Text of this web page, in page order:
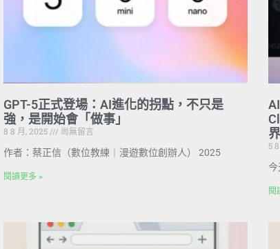
GPT-5正式登場：AI進化的拐點，不只是
強，是開始會「做事」
8 8 月, 2025
尚無留言
作者：蔡正信（數位教練｜漫遊數位創辦人） 2025
閱讀更多 »
5
閱